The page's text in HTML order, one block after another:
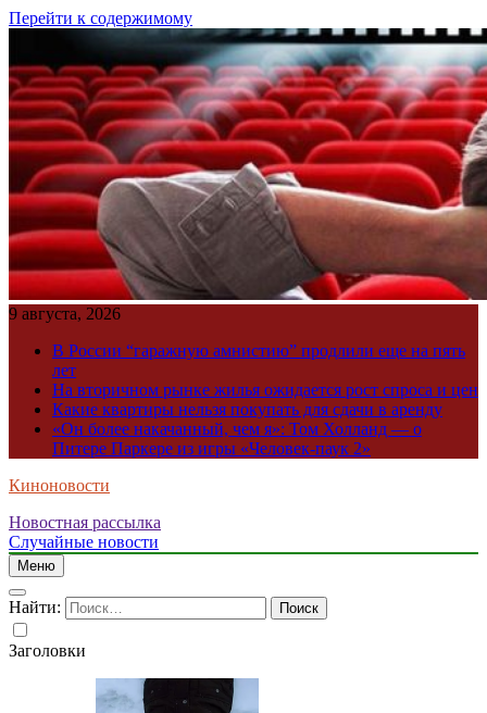
Перейти к содержимому
9 августа, 2026
В России “гаражную амнистию” продлили еще на пять
лет
На вторичном рынке жилья ожидается рост спроса и цен
Какие квартиры нельзя покупать для сдачи в аренду
«Он более накачанный, чем я»: Том Холланд — о
Питере Паркере из игры «Человек-паук 2»
Киноновости
Новостная рассылка
Случайные новости
Меню
Найти:
Заголовки